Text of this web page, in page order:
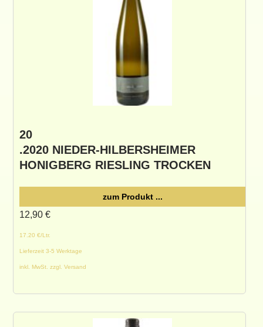
20
.2020 NIEDER-HILBERSHEIMER
HONIGBERG RIESLING TROCKEN
17.20 €/Ltr.
Lieferzeit 3-5 Werktage
inkl. MwSt. zzgl. Versand
12,90 €
zum Produkt ...